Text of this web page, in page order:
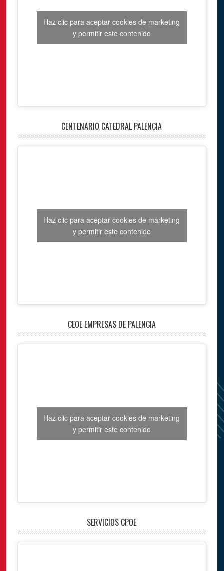
Haz clic para aceptar cookies de marketing
y permitir este contenido
CENTENARIO CATEDRAL PALENCIA
Haz clic para aceptar cookies de marketing
y permitir este contenido
CEOE EMPRESAS DE PALENCIA
Haz clic para aceptar cookies de marketing
y permitir este contenido
SERVICIOS CPOE